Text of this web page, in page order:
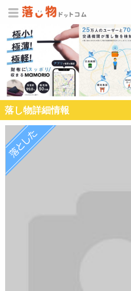
落し物詳細情報